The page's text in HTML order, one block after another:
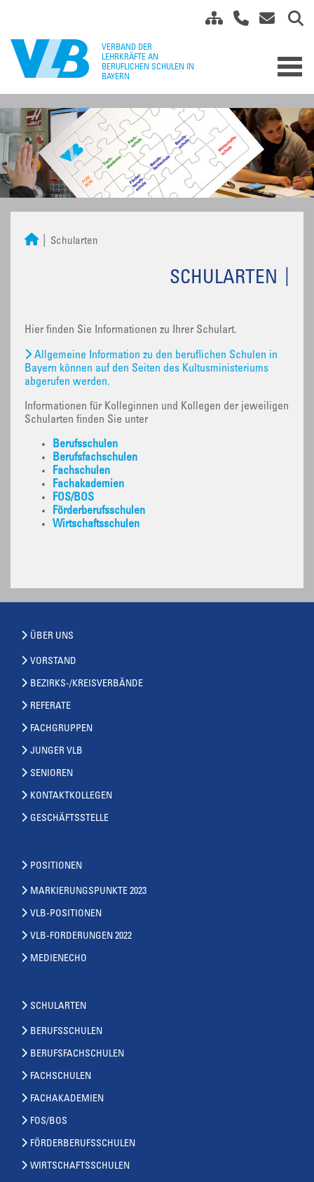
Schularten
SCHULARTEN
Hier finden Sie Informationen zu Ihrer Schulart.
Allgemeine Information zu den beruflichen Schulen in
Bayern können auf den Seiten des Kultusministeriums
abgerufen werden.
Informationen für Kolleginnen und Kollegen der jeweiligen
Schularten finden Sie unter
Berufsschulen
Berufsfachschulen
Fachschulen
Fachakademien
FOS/BOS
Förderberufsschulen
Wirtschaftsschulen
ÜBER UNS
VORSTAND
BEZIRKS-/KREISVERBÄNDE
REFERATE
FACHGRUPPEN
JUNGER VLB
SENIOREN
KONTAKTKOLLEGEN
GESCHÄFTSSTELLE
POSITIONEN
MARKIERUNGSPUNKTE 2023
VLB-POSITIONEN
VLB-FORDERUNGEN 2022
MEDIENECHO
SCHULARTEN
BERUFSSCHULEN
BERUFSFACHSCHULEN
FACHSCHULEN
FACHAKADEMIEN
FOS/BOS
FÖRDERBERUFSSCHULEN
WIRTSCHAFTSSCHULEN